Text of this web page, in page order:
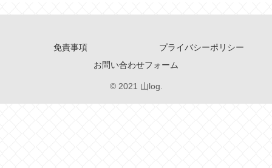
免責事項
プライバシーポリシー
お問い合わせフォーム
© 2021 山log.